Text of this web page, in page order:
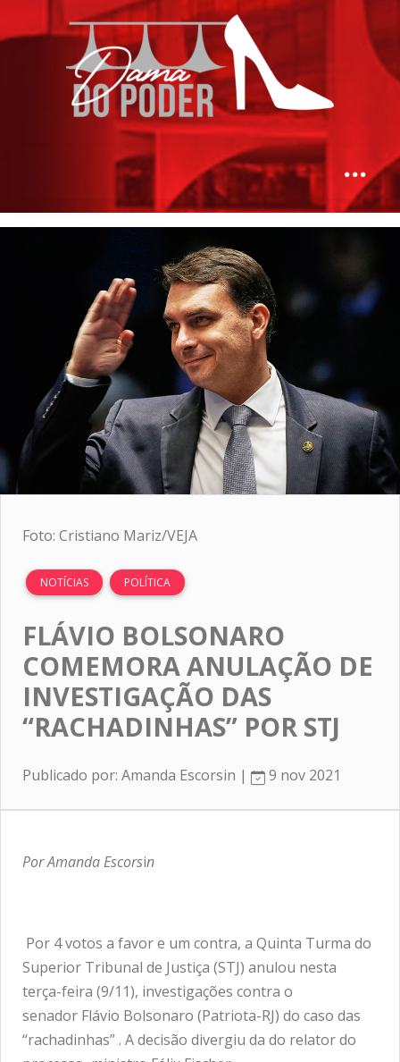
Foto: Cristiano Mariz/VEJA
NOTÍCIAS POLÍTICA
FLÁVIO BOLSONARO
COMEMORA ANULAÇÃO DE
INVESTIGAÇÃO DAS
“RACHADINHAS” POR STJ
Publicado por: Amanda Escorsin | 9 nov 2021
Por Amanda Escorsin
Por 4 votos a favor e um contra, a Quinta Turma do
Superior Tribunal de Justiça (STJ) anulou nesta
terça-feira (9/11), investigações contra o
senador Flávio Bolsonaro (Patriota-RJ) do caso das
“rachadinhas” . A decisão divergiu da do relator do